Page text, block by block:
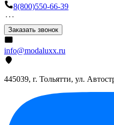
8(800)550-66-39
Заказать звонок
info@modaluxx.ru
445039, г. Тольятти, ул.